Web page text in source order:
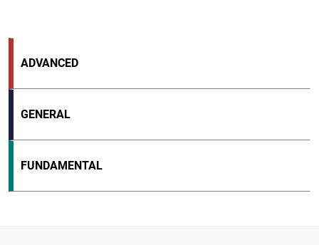
ADVANCED
GENERAL
FUNDAMENTAL